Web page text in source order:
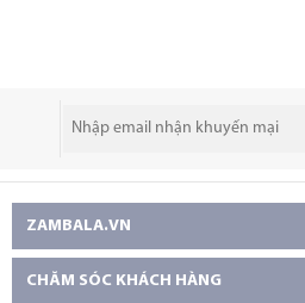
ZAMBALA.VN
CHĂM SÓC KHÁCH HÀNG